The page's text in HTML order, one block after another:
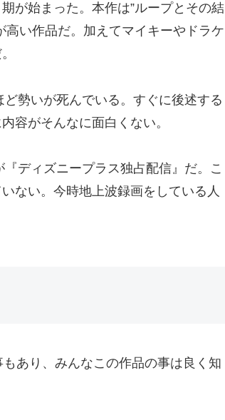
が始まった。本作は”ループとその結
い作品だ。加えてマイキーやドラケ
勢いが死んでいる。すぐに後述する
容がそんなに面白くない。
ディズニープラス独占配信』だ。こ
ない。今時地上波録画をしている人
あり、みんなこの作品の事は良く知